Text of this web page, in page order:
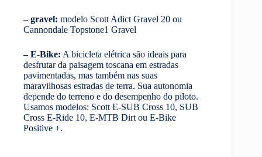
– gravel: modelo Scott Adict Gravel 20 ou
Cannondale Topstone1 Gravel
– E-Bike: A bicicleta elétrica são ideais para
desfrutar da paisagem toscana em estradas
pavimentadas, mas também nas suas
maravilhosas estradas de terra. Sua autonomia
depende do terreno e do desempenho do piloto.
Usamos modelos: Scott E-SUB Cross 10, SUB
Cross E-Ride 10, E-MTB Dirt ou E-Bike
Positive +.